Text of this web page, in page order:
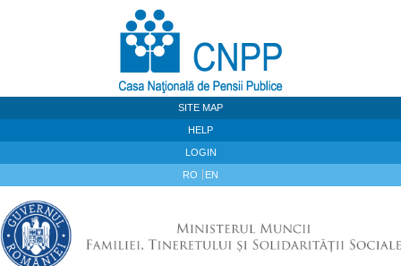
SITE MAP
HELP
LOGIN
RO EN